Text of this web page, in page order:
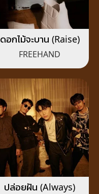
ดอกไม้จะบาน (Raise)
FREEHAND
ปล่อยฝัน (Always)